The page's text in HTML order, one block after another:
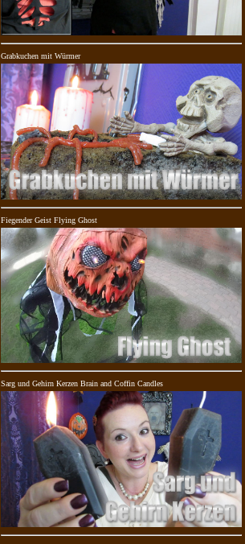
Fussmatte Türvorleger AC/DC Danger -
High Voltage
Grabkuchen mit Würmer
Fiegender Geist Flying Ghost
Sarg und Gehirn Kerzen Brain and Coffin Candles